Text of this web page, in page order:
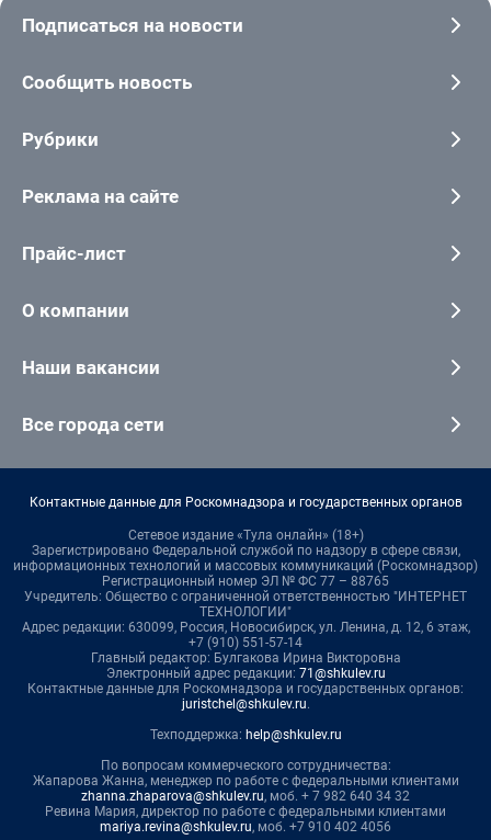
Подписаться на новости
Сообщить новость
Рубрики
Реклама на сайте
Прайс-лист
О компании
Наши вакансии
Все города сети
Контактные данные для Роскомнадзора и государственных органов
Сетевое издание «Тула онлайн» (18+)
Зарегистрировано Федеральной службой по надзору в сфере связи,
информационных технологий и массовых коммуникаций (Роскомнадзор)
Регистрационный номер ЭЛ № ФС 77 – 88765
Учредитель: Общество с ограниченной ответственностью "ИНТЕРНЕТ
ТЕХНОЛОГИИ"
Адрес редакции: 630099, Россия, Новосибирск, ул. Ленина, д. 12, 6 этаж,
+7 (910) 551-57-14
Главный редактор: Булгакова Ирина Викторовна
Электронный адрес редакции: 71@shkulev.ru
Контактные данные для Роскомнадзора и государственных органов:
juristchel@shkulev.ru.
Техподдержка: help@shkulev.ru
По вопросам коммерческого сотрудничества:
Жапарова Жанна, менеджер по работе с федеральными клиентами
zhanna.zhaparova@shkulev.ru, моб. + 7 982 640 34 32
Ревина Мария, директор по работе с федеральными клиентами
mariya.revina@shkulev.ru, моб. +7 910 402 4056